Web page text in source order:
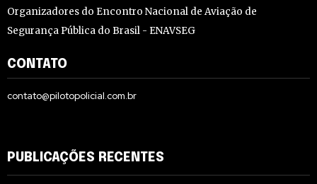
Organizadores do Encontro Nacional de Aviação de
Segurança Pública do Brasil - ENAVSEG
CONTATO
contato@pilotopolicial.com.br
PUBLICAÇÕES RECENTES